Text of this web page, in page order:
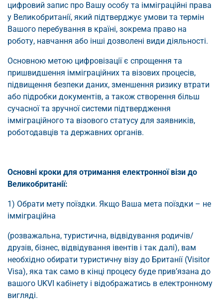
цифровий запис про Вашу особу та імміграційні права
у Великобританії, який підтверджує умови та термін
Вашого перебування в країні, зокрема право на
роботу, навчання або інші дозволені види діяльності.
Основною метою цифровізації є спрощення та
пришвидшення імміграційних та візових процесів,
підвищення безпеки даних, зменшення ризику втрати
або підробки документів, а також створення більш
сучасної та зручної системи підтвердження
імміграційного та візового статусу для заявників,
роботодавців та державних органів.
Основні кроки для отримання електронної візи до
Великобританії:
1) Обрати мету поїздки. Якщо Ваша мета поїздки – не
імміграційна
(розважальна, туристична, відвідування родичів/
друзів, бізнес, відвідування івентів і так далі), вам
необхідно обирати туристичну візу до Британії (Visitor
Visa), яка так само в кінці процесу буде прив’язана до
вашого UKVI кабінету і відображатись в електронному
вигляді.